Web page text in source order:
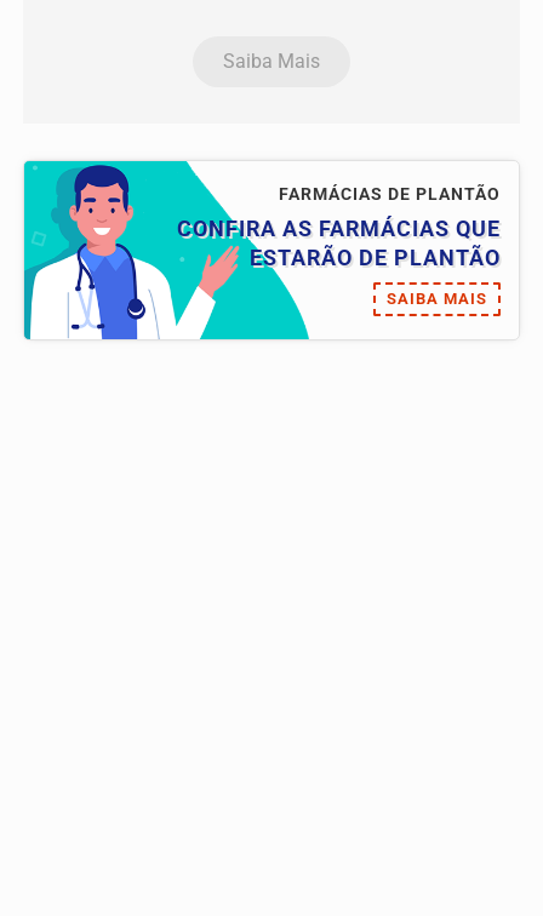
Saiba Mais
FARMÁCIAS DE PLANTÃO
CONFIRA AS FARMÁCIAS QUE
ESTARÃO DE PLANTÃO
SAIBA MAIS